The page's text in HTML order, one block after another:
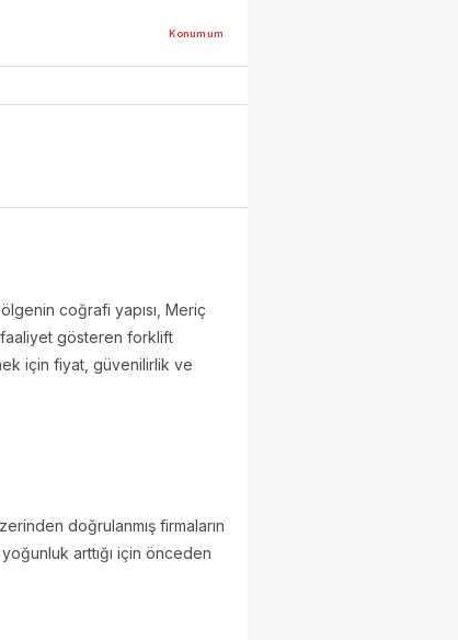
Konumum
coğrafi yapısı, Meriç
faaliyet gösteren forklift
için fiyat, güvenilirlik ve
doğrulanmış firmaların
arttığı için önceden